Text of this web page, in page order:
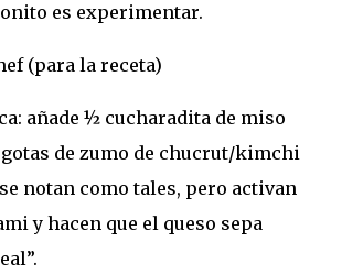
es experimentar.
(para la receta)
añade ½ cucharadita de miso
de zumo de chucrut/kimchi
notan como tales, pero activan
y hacen que el queso sepa